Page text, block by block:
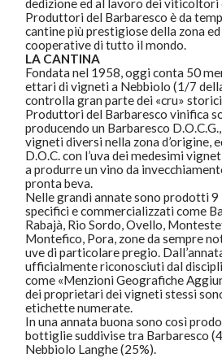
dedizione ed al lavoro dei viticoltori
Produttori del Barbaresco è da
cantine più prestigiose della zona
cooperative di tutto il mondo.
LA CANTINA
Fondata nel 1958, oggi conta 50
ettari di vigneti a Nebbiolo (1/7
controlla gran parte dei «cru»
Produttori del Barbaresco vinifica
producendo un Barbaresco
vigneti diversi nella zona d’origine,
D.O.C. con l’uva dei medesimi
a produrre un vino da
pronta beva.
Nelle grandi annate sono prodotti
specifici e commercializzati come
Rabajà, Rio Sordo, Ovello,
Montefico, Pora, zone da sempre
uve di particolare pregio.
ufficialmente riconosciuti dal
come «Menzioni Geografiche
dei proprietari dei vigneti stessi
etichette numerate.
In una annata buona sono così
bottiglie suddivise tra Barbaresco
Nebbiolo Langhe (25%).